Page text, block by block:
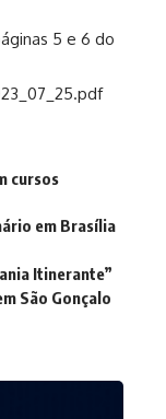
5 e 6 do
cursos
em Brasília
Itinerante”
São Gonçalo